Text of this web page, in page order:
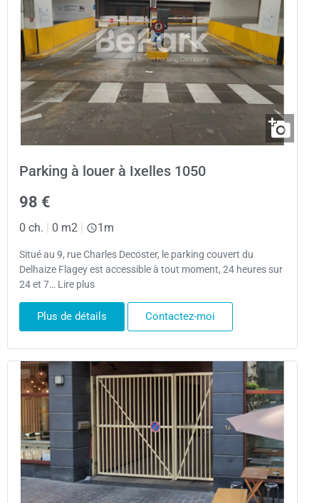
Parking à louer à Ixelles 1050
98 €
0 ch. 0 m2 1m
Situé au 9, rue Charles Decoster, le parking couvert du
Delhaize Flagey est accessible à tout moment, 24 heures sur
24 et 7… Lire plus
Plus de détails Contactez-moi